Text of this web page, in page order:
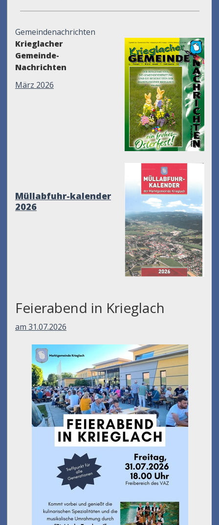
Gemeindenachrichten
Krieglacher
Gemeinde-
Nachrichten
März 2026
Müllabfuhr-kalender
2026
Feierabend in Krieglach
am 31.07.2026